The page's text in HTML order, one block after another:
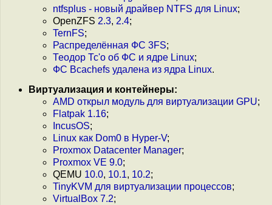
ntfsplus - новый драйвер NTFS для Linux;
OpenZFS 2.3, 2.4;
TernFS;
Распределённая ФС 3FS;
Теодор Тс'о об ФС и ядре Linux;
ФС Bcachefs удалена из ядра Linux.
Виртуализация и контейнеры:
AMD открыл модуль для виртуализации GPU;
Flatpak 1.16;
IncusOS;
Linux как Dom0 в Hyper-V;
Proxmox Datacenter Manager;
Proxmox VE 9.0;
QEMU 10.0, 10.1, 10.2;
TinyKVM для виртуализации процессов;
VirtualBox 7.2;